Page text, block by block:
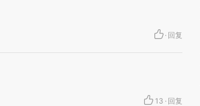
· 回复
13 · 回复